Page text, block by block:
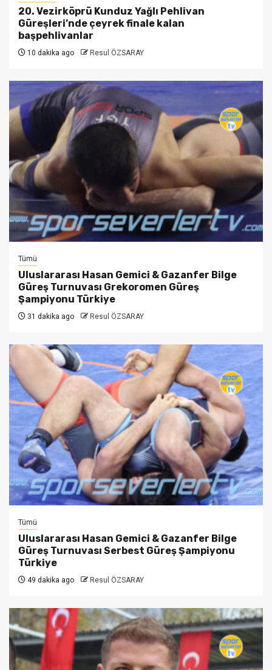
20. Vezirköprü Kunduz Yağlı Pehlivan
Güreşleri’nde çeyrek finale kalan
başpehlivanlar
10 dakika ago Resul ÖZSARAY
Tümü
Uluslararası Hasan Gemici & Gazanfer Bilge
Güreş Turnuvası Grekoromen Güreş
Şampiyonu Türkiye
31 dakika ago Resul ÖZSARAY
Tümü
Uluslararası Hasan Gemici & Gazanfer Bilge
Güreş Turnuvası Serbest Güreş Şampiyonu
Türkiye
49 dakika ago Resul ÖZSARAY